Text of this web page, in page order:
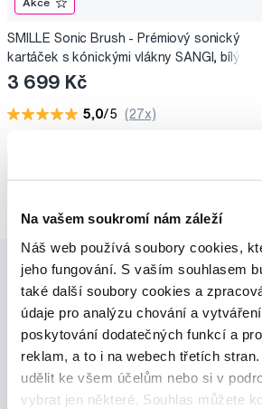
Na vašem soukromí nám záleží
Náš web používá soubory cookies,
jeho fungování. S vaším souhlasem
také další soubory cookies a
údaje pro analýzu chování a vytváření
poskytování dodatečných funkcí a
reklam, a to i na webech třetích
udělit ke všem účelům nebo si v
vybrat jen některé. Souhlas můžete
SMILLE Sonic Brush - Prémiový sonický
kartáček s kónickými vlákny SANGI, bílý
3 699 Kč
5,0/5 (27x)
Novinky a nabídky